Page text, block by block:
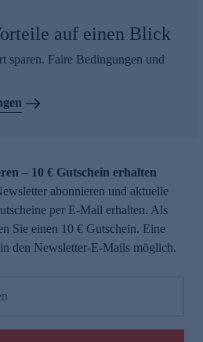
auf einen Blick
sparen. Faire Bedingungen und
– 10 € Gutschein erhalten
abonnieren und aktuelle
per E-Mail erhalten. Als
Sie einen 10 € Gutschein. Eine
den Newsletter-E-Mails möglich.